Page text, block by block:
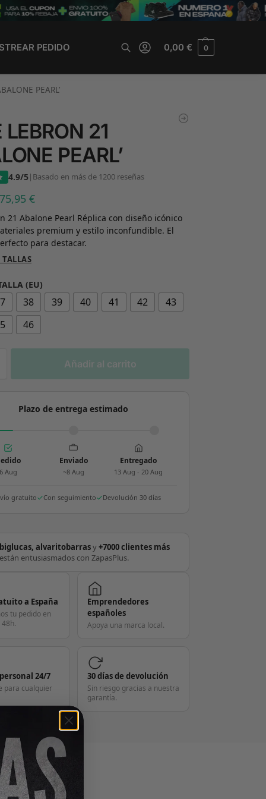
PEDIDO 0,00€ 0
PEARL’
LEBRON 21
PEARL’
4.9/5| Basado en más de 1200 reseñas
75,95€
21 Abalone Pearl Réplica con diseño icónico
premium y estilo inconfundible. El
para destacar.
(EU)
38 39 40 41 42
43
46
Añadir al carrito
Plazo de entrega estimado
Aug
Enviado
~8 Aug
Entregado
13 Aug - 20 Aug
gratuito Con seguimiento Devolución 30 días
biglucas, alvaritobarrasy+7000 clientes más
están entusiasmados con ZapasPlus.
a España
tu pedido en
Emprendedores
españoles
Apoya una marca local.
24/7
para cualquier
30 días de devolución
Sin riesgo gracias a nuestra
garantía.